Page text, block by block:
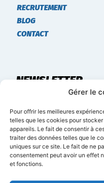
Gérer le
Pour offrir les meilleures
telles que les cookies pour
appareils. Le fait de consentir à
traiter des données telles que le
uniques sur ce site. Le fait de ne
consentement peut avoir un effet
et fonctions.
RECRUTEMENT
BLOG
CONTACT
NEWSLETTER
propos du